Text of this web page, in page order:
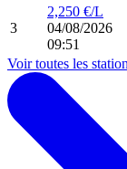
3
2,250 €/L
04/08/2026
09:51
Voir toutes les